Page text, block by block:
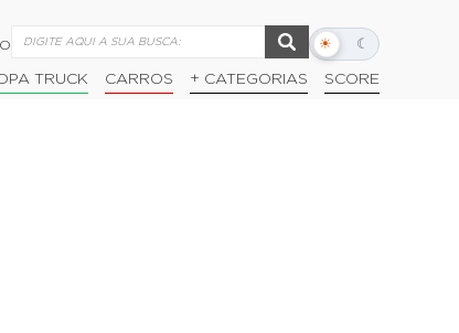
☀ ☾
Alternar
escuro
TRUCK CARROS + CATEGORIAS SCORE